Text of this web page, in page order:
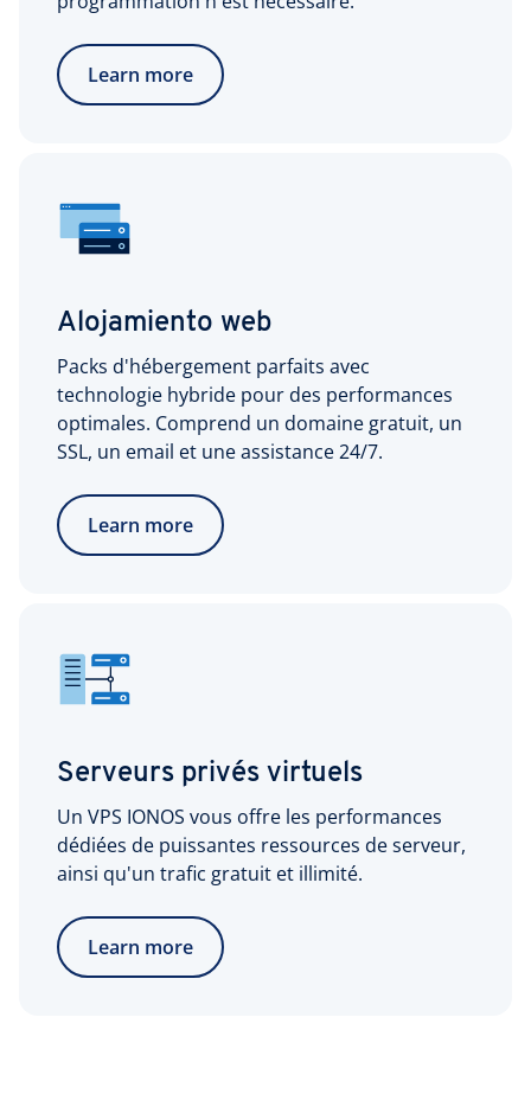
Learn more
Alojamiento web
Packs d'hébergement parfaits avec
technologie hybride pour des performances
optimales. Comprend un domaine gratuit, un
SSL, un email et une assistance 24/7.
Learn more
Serveurs privés virtuels
Un VPS IONOS vous offre les performances
dédiées de puissantes ressources de serveur,
ainsi qu'un trafic gratuit et illimité.
Learn more